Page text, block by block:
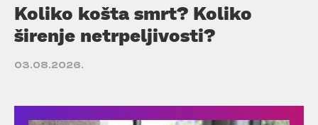
Koliko košta smrt? Koliko
širenje netrpeljivosti?
03.08.2026.